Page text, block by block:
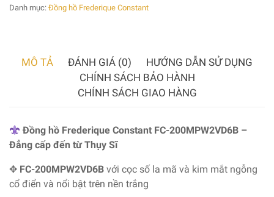
Danh mục: Đồng hồ Frederique Constant
MÔ TẢ ĐÁNH GIÁ (0)
HƯỚNG DẪN SỬ DỤNG
CHÍNH SÁCH BẢO HÀNH
CHÍNH SÁCH GIAO HÀNG
Đồng hồ Frederique Constant FC-200MPW2VD6B –
Đẳng cấp đến từ Thụy Sĩ
✥ FC-200MPW2VD6B với cọc số la mã và kim mắt ngỗng
cổ điển và nổi bật trên nền trắng